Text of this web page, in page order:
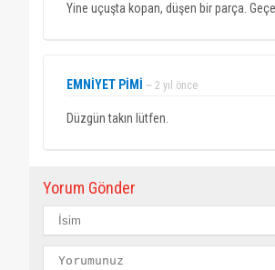
Yine uçuşta kopan, düşen bir parça.
EMNİYET PİMİ ~ 2 yıl önce
Düzgün takın lütfen.
Yorum Gönder